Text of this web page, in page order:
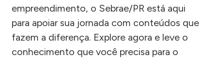
empreendimento, o Sebrae/PR está aqui
para apoiar sua jornada com conteúdos que
fazem a diferença. Explore agora e leve o
conhecimento que você precisa para o